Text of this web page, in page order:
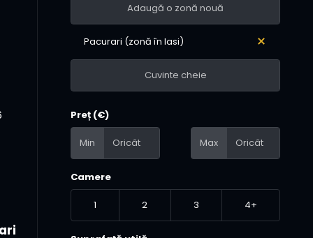
Pacurari (zonă în Iasi)
Preț (€)
Min Max
Camere
1 2 3 4+